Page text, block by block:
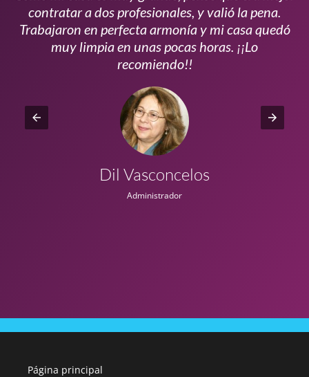
contratar a dos profesionales, y valió la pena.
Trabajaron en perfecta armonía y mi casa quedó
muy limpia en unas pocas horas. ¡¡Lo
recomiendo!!
Dil Vasconcelos
Administrador
Página principal